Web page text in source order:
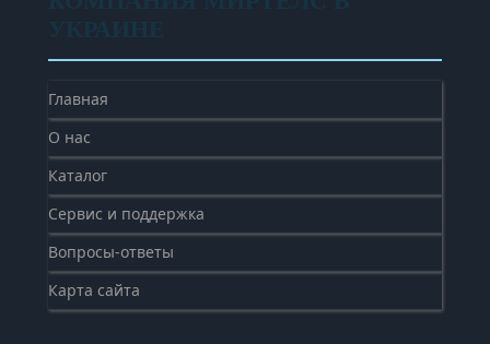
Главная
О нас
Каталог
Сервис и поддержка
Вопросы-ответы
Карта сайта